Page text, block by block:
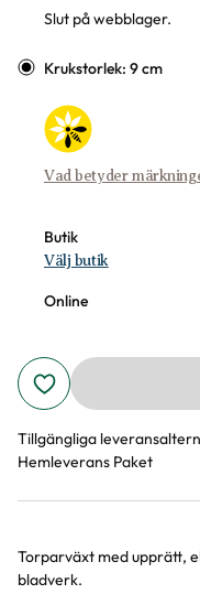
Slut på webblager.
Krukstorlek: 9 cm
Vad betyder
Butik
Välj butik
Online
Tillgängliga
Hemleverans Paket
Torparväxt med upprätt,
bladverk.